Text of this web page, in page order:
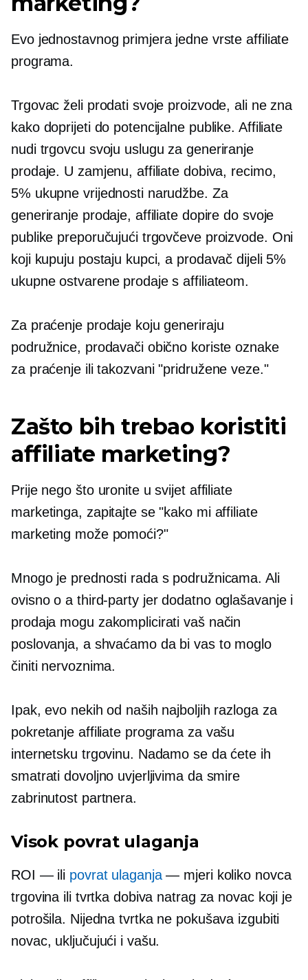
Evo jednostavnog primjera jedne vrste affiliate
programa.
Trgovac želi prodati svoje proizvode, ali ne zna
kako doprijeti do potencijalne publike. Affiliate
nudi trgovcu svoju uslugu za generiranje
prodaje. U zamjenu, affiliate dobiva, recimo,
5% ukupne vrijednosti narudžbe. Za
generiranje prodaje, affiliate dopire do svoje
publike preporučujući trgovčeve proizvode. Oni
koji kupuju postaju kupci, a prodavač dijeli 5%
ukupne ostvarene prodaje s affiliateom.
Za praćenje prodaje koju generiraju
podružnice, prodavači obično koriste oznake
za praćenje ilitakozvani"pridružene veze."
Zašto bih trebao koristiti
affiliate marketing?
Prije nego što uronite u svijet affiliate
marketinga, zapitajte se "kako mi affiliate
marketing može pomoći?"
Mnogo je prednosti rada s podružnicama. Ali
ovisno o a third-partyjer dodatno oglašavanje i
prodaja mogu zakomplicirati vaš način
poslovanja, a shvaćamo da bi vas to moglo
činiti nervoznima.
Ipak, evo nekih od naših najboljih razloga za
pokretanje affiliate programa za vašu
internetsku trgovinu. Nadamo se da ćete ih
smatrati dovoljno uvjerljivima da smire
zabrinutost partnera.
Visok povrat ulaganja
ROI — ili povrat ulaganja— mjeri koliko novca
trgovina ili tvrtka dobiva natrag za novac koji je
potrošila. Nijedna tvrtka ne pokušava izgubiti
novac, uključujući i vašu.